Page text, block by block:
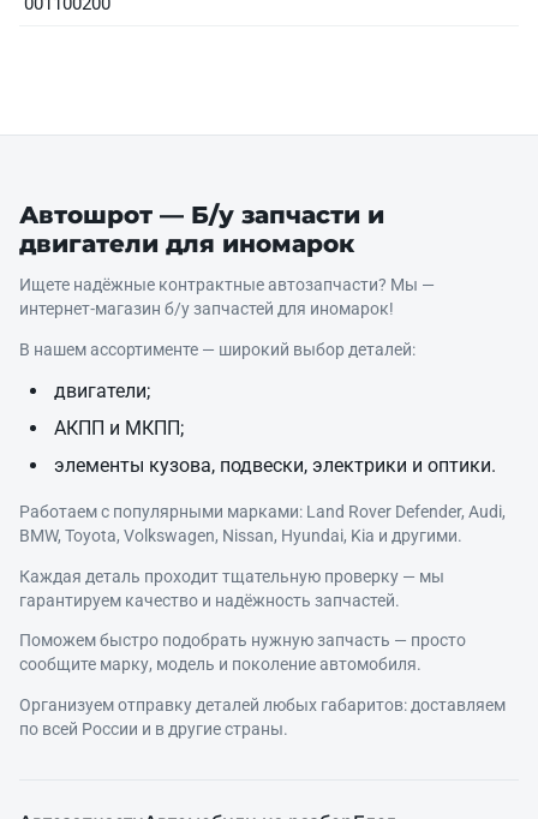
001100200
Автошрот — Б/у запчасти и
двигатели для иномарок
Ищете надёжные контрактные автозапчасти? Мы —
интернет‑магазин б/у запчастей для иномарок!
В нашем ассортименте — широкий выбор деталей:
двигатели;
АКПП и МКПП;
элементы кузова, подвески, электрики и оптики.
Работаем с популярными марками: Land Rover Defender, Audi,
BMW, Toyota, Volkswagen, Nissan, Hyundai, Kia и другими.
Каждая деталь проходит тщательную проверку — мы
гарантируем качество и надёжность запчастей.
Поможем быстро подобрать нужную запчасть — просто
сообщите марку, модель и поколение автомобиля.
Организуем отправку деталей любых габаритов: доставляем
по всей России и в другие страны.